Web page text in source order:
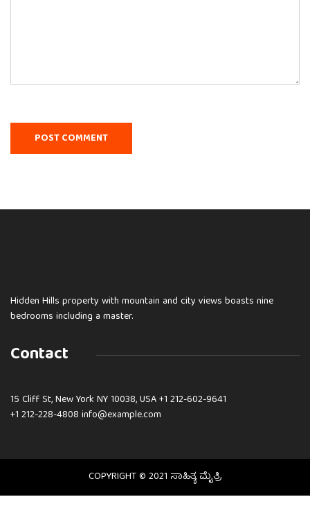
Hidden Hills property with mountain and city views boasts nine
bedrooms including a master.
Contact
15 Cliff St, New York NY 10038, USA+1 212-602-9641
+1 212-228-4808 info@example.com
COPYRIGHT © 2021 ಸಾಹಿತ್ಯ ಮೈತ್ರಿ